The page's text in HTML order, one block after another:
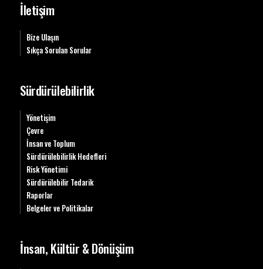
İletişim
Bize Ulaşın
Sıkça Sorulan Sorular
Sürdürülebilirlik
Yönetişim
Çevre
İnsan ve Toplum
Sürdürülebilirlik Hedefleri
Risk Yönetimi
Sürdürülebilir Tedarik
Raporlar
Belgeler ve Politikalar
İnsan, Kültür & Dönüşüm